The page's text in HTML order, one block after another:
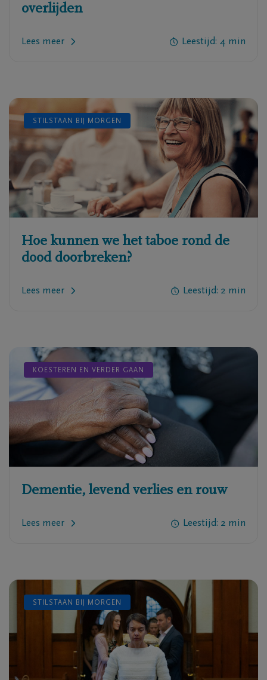
overlijden
Lees meer Leestijd: 4 min
STILSTAAN BIJ MORGEN
Hoe kunnen we het taboe rond de
dood doorbreken?
Lees meer Leestijd: 2 min
KOESTEREN EN VERDER GAAN
Dementie, levend verlies en rouw
Lees meer Leestijd: 2 min
STILSTAAN BIJ MORGEN